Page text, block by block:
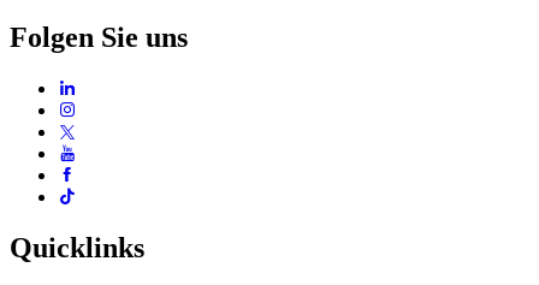
Folgen Sie uns
Quicklinks